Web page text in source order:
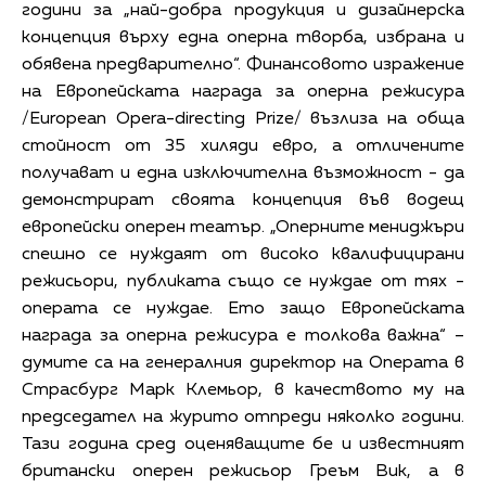
години за „най-добра продукция и дизайнерска
концепция върху една оперна творба, избрана и
обявена предварително“. Финансовото изражение
на Европейската награда за оперна режисура
/European Opera-directing Prize/ възлиза на обща
стойност от 35 хиляди евро, а отличените
получават и една изключителна възможност - да
демонстрират своята концепция във водещ
европейски оперен театър. „Оперните мениджъри
спешно се нуждаят от високо квалифицирани
режисьори, публиката също се нуждае от тях -
операта се нуждае. Ето защо Европейската
награда за оперна режисура е толкова важна“ –
думите са на генералния директор на Операта в
Страсбург Марк Клемьор, в качеството му на
председател на журито отпреди няколко години.
Тази година сред оценяващите бе и известният
британски оперен режисьор Греъм Вик, а в